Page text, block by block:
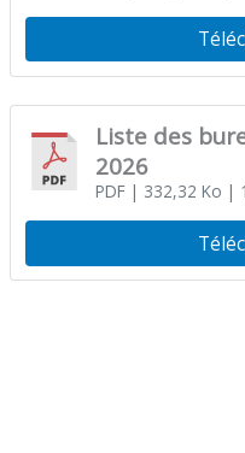
Liste des
2026
PDF| 332,32 Ko |